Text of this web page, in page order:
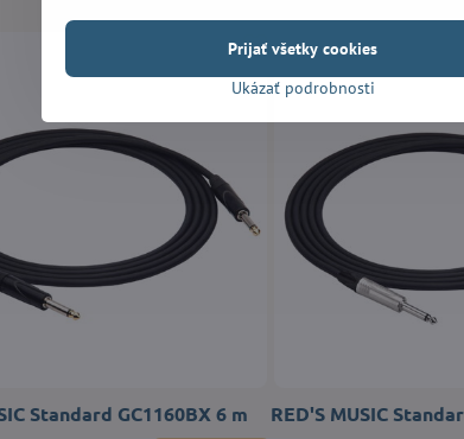
Standard GC1160BX 6 m RED'S MUSIC
Ukázať podrobnosti
Prijať všetky cookies